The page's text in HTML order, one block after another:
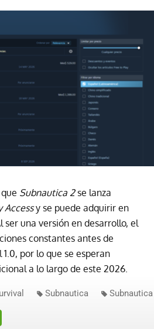
Subnautica 2se lanza
Accessy se puede adquirir en
ser una versión en desarrollo, el
constantes antes de
por lo que se esperan
a lo largo de este 2026.
Subnautica